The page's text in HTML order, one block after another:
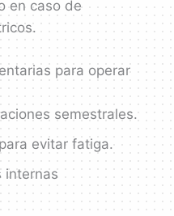
en caso de
para operar
semestrales.
evitar fatiga.
internas